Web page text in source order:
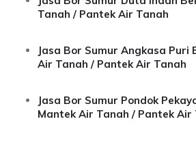
Tanah / Pantek Air Tanah
Jasa Bor Sumur Angkasa Puri
Air Tanah / Pantek Air Tanah
Jasa Bor Sumur Pondok
Mantek Air Tanah / Pantek Air